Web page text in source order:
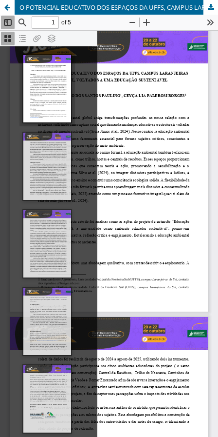
O POTENCIAL EDUCATIVO DOS ESPAÇOS DA UFFS, CAMPUS LARANJEIRAS DO SUL, VOLTADOS A UMA EDUCAÇÃO SUSTENTÁVEL